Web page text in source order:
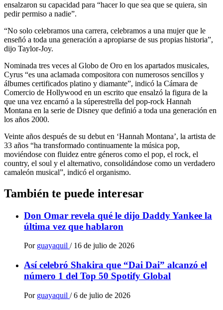
ensalzaron su capacidad para “hacer lo que sea que se quiera, sin
pedir permiso a nadie”.
“No solo celebramos una carrera, celebramos a una mujer que le
enseñó a toda una generación a apropiarse de sus propias historia”,
dijo Taylor-Joy.
Nominada tres veces al Globo de Oro en los apartados musicales,
Cyrus “es una aclamada compositora con numerosos sencillos y
álbumes certificados platino y diamante”, indicó la Cámara de
Comercio de Hollywood en un escrito que ensalzó la figura de la
que una vez encarnó a la súperestrella del pop-rock Hannah
Montana en la serie de Disney que definió a toda una generación en
los años 2000.
Veinte años después de su debut en ‘Hannah Montana’, la artista de
33 años “ha transformado continuamente la música pop,
moviéndose con fluidez entre géneros como el pop, el rock, el
country, el soul y el alternativo, consolidándose como un verdadero
camaleón musical”, indicó el organismo.
También te puede interesar
Don Omar revela qué le dijo Daddy Yankee la
última vez que hablaron
Por guayaquil / 16 de julio de 2026
Así celebró Shakira que “Dai Dai” alcanzó el
número 1 del Top 50 Spotify Global
Por guayaquil / 6 de julio de 2026